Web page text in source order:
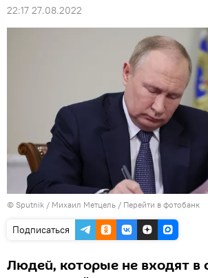
22:17 27.08.2022
© Sputnik / Михаил Метцель / Перейти в фотобанк
Подписаться
Людей, которые не входят в